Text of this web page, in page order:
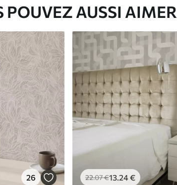
POUVEZ AUSSI AIMER
26 22.07€13.24€